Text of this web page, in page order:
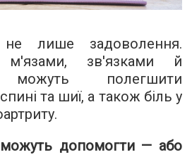
лише задоволення.
м'язами, зв'язками й
можуть полегшити
та шиї, а також біль у
можуть допомогти — або